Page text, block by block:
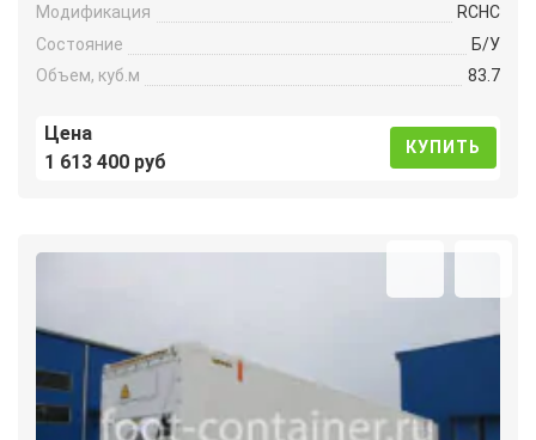
Модификация
RCHC
Состояние
Б/У
Объем, куб.м
83.7
Цена
1 613 400 руб
КУПИТЬ